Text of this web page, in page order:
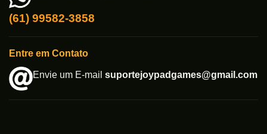
(61) 99582-3858
Entre em Contato
Envie um E-mail suportejoypadgames@gmail.com